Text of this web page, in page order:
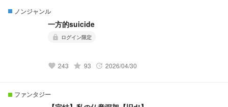
ノンジャンル
一方的suicide
lock ログイン限定
favorite 243 grade 93 update 2026/04/30
ファンタジー